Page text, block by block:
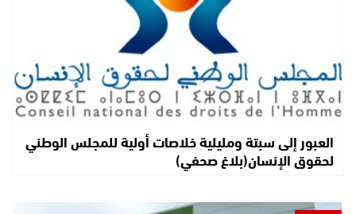
العبور إلى سبتة ومليلية خلاصات أولية للمجلس الوطني
لحقوق الإنسان(بلاغ صحفي)